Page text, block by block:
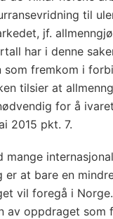
til
jf.
har i denne
som fremkom i
tilsier at
for å
2015 pkt. 7.
mange
at bare en
vil foregå i
av oppdraget som